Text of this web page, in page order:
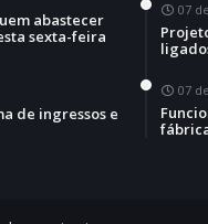
abastecer
sexta-feira
de ingressos e
07
07